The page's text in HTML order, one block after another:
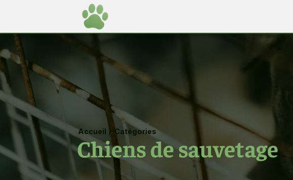
Accueil / Catégories
Chiens de sauvetage